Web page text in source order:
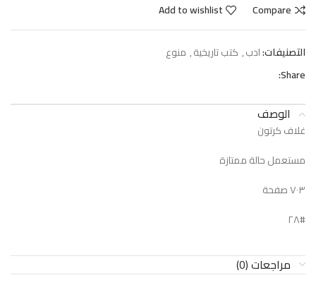
Compare
Add to wishlist
التصنيفات:ادب, كتب تاريخية, منوع
Share:
الوصف
غلاف كرتون
مستعمل حالة ممتازة
٧٠٣ صفحة
#٢٨
مراجعات (0)